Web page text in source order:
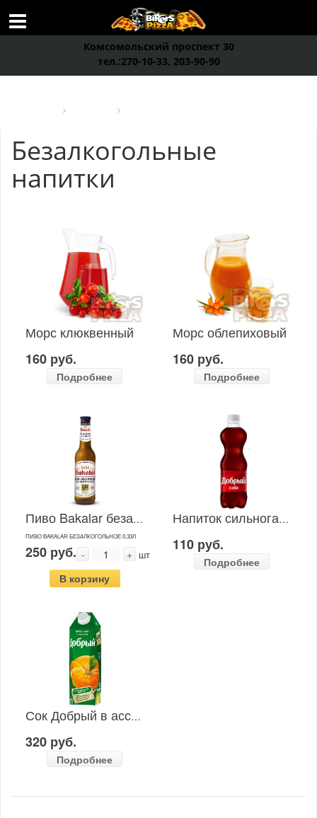
Комсомольский проспект 30
тел.:270-10-33, 203-90-90
Безалкогольные
напитки
Морс клюквенный
160 руб.
Подробнее
Морс облепиховый
160 руб.
Подробнее
Пиво Bakalar безалкогольное
ПИВО BAKALAR БЕЗАЛКОГОЛЬНОЕ 0,33Л
250 руб. - + шт
В корзину
Напиток сильногазированный Добрый cola
110 руб.
Подробнее
Сок Добрый в ассортименте
320 руб.
Подробнее